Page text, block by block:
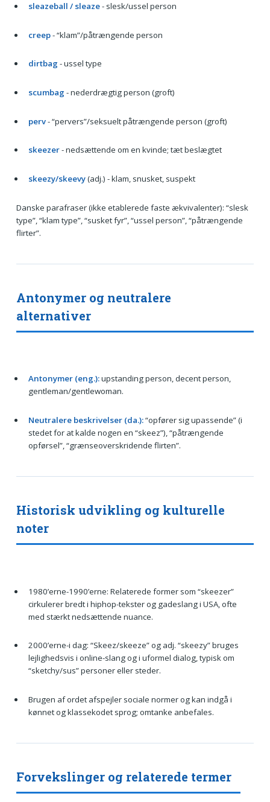
sleazeball / sleaze- slesk/ussel person
creep- “klam”/påtrængende person
dirtbag - ussel type
scumbag - nederdrægtig person (groft)
perv- “pervers”/seksuelt påtrængende person (groft)
skeezer- nedsættende om en kvinde; tæt beslægtet
skeezy/skeevy(adj.) - klam, snusket, suspekt
Danske parafraser (ikke etablerede faste ækvivalenter): “slesk
type”, “klam type”, “susket fyr”, “ussel person”, “påtrængende
flirter”.
Antonymer og neutralere
alternativer
Antonymer (eng.):upstanding person, decent person,
gentleman/gentlewoman.
Neutralere beskrivelser (da.):“opfører sig upassende” (i
stedet for at kalde nogen en “skeez”), “påtrængende
opførsel”, “grænseoverskridende flirten”.
Historisk udvikling og kulturelle
noter
1980’erne-1990’erne: Relaterede former som “skeezer”
cirkulerer bredt i hiphop-tekster og gadeslang i USA, ofte
med stærkt nedsættende nuance.
2000’erne-i dag: “Skeez/skeeze” og adj. “skeezy” bruges
lejlighedsvis i online-slang og i uformel dialog, typisk om
“sketchy/sus” personer eller steder.
Brugen af ordet afspejler sociale normer og kan indgå i
kønnet og klassekodet sprog; omtanke anbefales.
Forvekslinger og relaterede termer